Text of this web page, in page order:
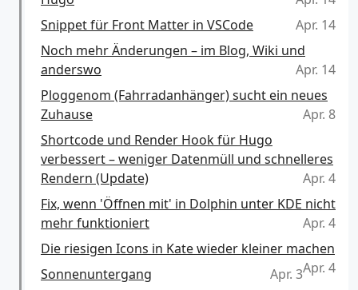
Snippet für Front Matter in VSCode
Apr. 14
Noch mehr Änderungen – im Blog, Wiki und
anderswo
Apr. 14
Ploggenom (Fahrradanhänger) sucht ein neues
Zuhause
Apr. 8
Shortcode und Render Hook für Hugo
verbessert – weniger Datenmüll und schnelleres
Rendern (Update)
Apr. 4
Fix, wenn 'Öffnen mit' in Dolphin unter KDE nicht
mehr funktioniert
Apr. 4
Die riesigen Icons in Kate wieder kleiner machen
Apr. 4
Sonnenuntergang
Apr. 3